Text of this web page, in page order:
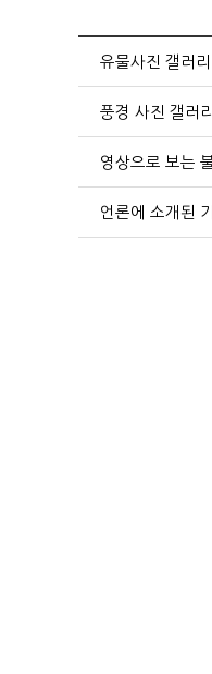
유물사진 갤러리
풍경 사진 갤러리
영상으로 보는
언론에 소개된